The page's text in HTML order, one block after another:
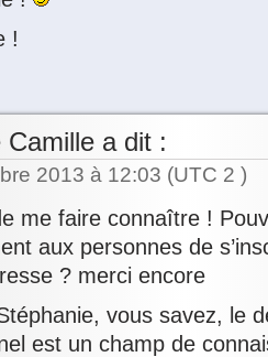
!
Camille a dit :
2013 à 12:03 (UTC 2 )
me faire connaître !
aux personnes de
? merci encore
vous savez, le
est un champ de